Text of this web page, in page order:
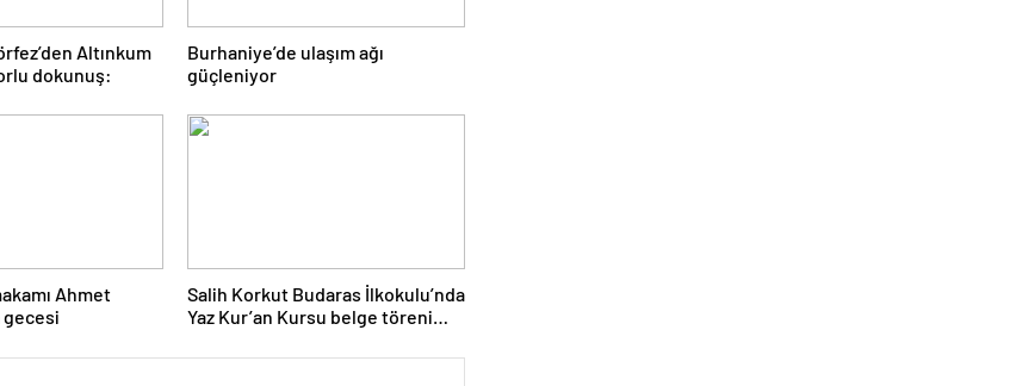
Altınkum
dokunuş:
Burhaniye’de ulaşım ağı
güçleniyor
Ahmet
gecesi
Salih Korkut Budaras İlkokulu’nda
Yaz Kur’an Kursu belge töreni